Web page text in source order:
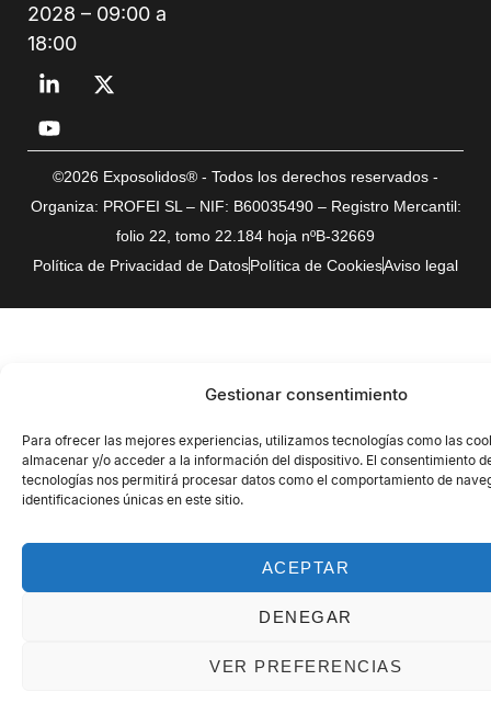
Gestionar consentimiento
Para ofrecer las mejores experiencias, utilizamos tecnologías como las
almacenar y/o acceder a la información del dispositivo. El consentimiento
tecnologías nos permitirá procesar datos como el comportamiento de
identificaciones únicas en este sitio.
ACEPTAR
DENEGAR
VER PREFERENCIAS
2028 – 09:00 a
18:00
©2026 Exposolidos® - Todos los derechos reservados -
Organiza: PROFEI SL – NIF: B60035490 – Registro Mercantil:
folio 22, tomo 22.184 hoja nºB-32669
Política de Privacidad de DatosPolítica de CookiesAviso legal